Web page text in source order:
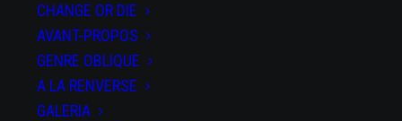
CHANGE OR DIE
AVANT-PROPOS
GENRE OBLIQUE
A LA RENVERSE
GALERIA
SPECTACLES
Salti